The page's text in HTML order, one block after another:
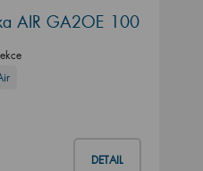
AIR GA2OE 100
DETAIL